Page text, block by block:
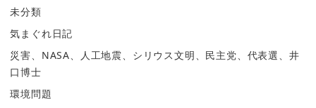
未分類
気まぐれ日記
災害、NASA、人工地震、シリウス文明、民主党、代表選、井
口博士
環境問題